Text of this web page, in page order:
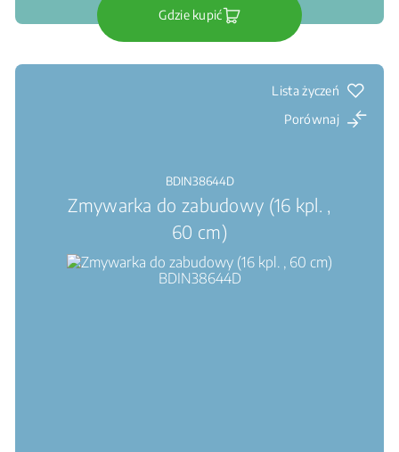
Gdzie kupić
Lista życzeń
Porównaj
BDIN38644D
Zmywarka do zabudowy (16 kpl. ,
60 cm)